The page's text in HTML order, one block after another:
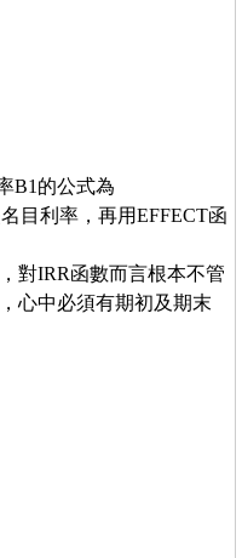
B1的公式為
目利率，再用EFFECT函
對IRR函數而言根本不管
心中必須有期初及期末